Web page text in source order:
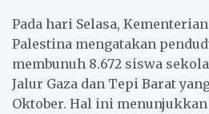
Pada hari Selasa,
Palestina mengatakan
membunuh 8.672 siswa
Jalur Gaza dan Tepi Barat
Oktober. Hal ini menunjukkan